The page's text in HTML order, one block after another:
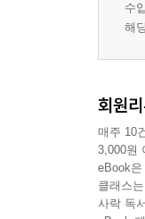
수
해
회원
매주 10
3,000원
eBook
클래스
사락 독